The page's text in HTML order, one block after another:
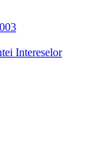
Intereselor